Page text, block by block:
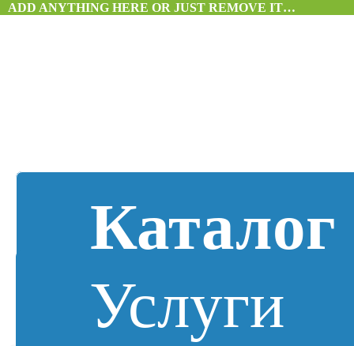
ADD ANYTHING HERE OR JUST REMOVE IT…
Каталог
Услуги